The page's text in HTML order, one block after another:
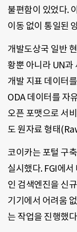
불편함이 있었다.
이동 없이 통일된
개발도상국 일반
황뿐 아니라 UN과
개발 지표 데이터
ODA 데이터를 자
오픈 포맷으로 서
도 원자료 형태
코이카는 포털 구
실시했다. FGI에
인 검색엔진을 신
기기에서 어려움
는 작업을 진행했